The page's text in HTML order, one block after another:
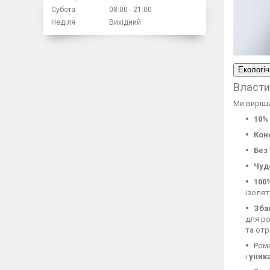
Ми
Без
для
та
і
Субота
08:00
21:00
Неділя
Вихідний